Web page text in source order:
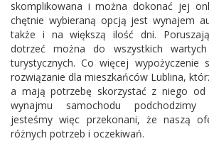
skomplikowana i można dokonać jej
chętnie wybieraną opcją jest wynajem
także i na większą ilość dni.
dotrzeć można do wszystkich
turystycznych. Co więcej wypożyczenie
rozwiązanie dla mieszkańców Lublina,
a mają potrzebę skorzystać z niego
wynajmu samochodu podchodzimy
jesteśmy więc przekonani, że naszą
różnych potrzeb i oczekiwań.